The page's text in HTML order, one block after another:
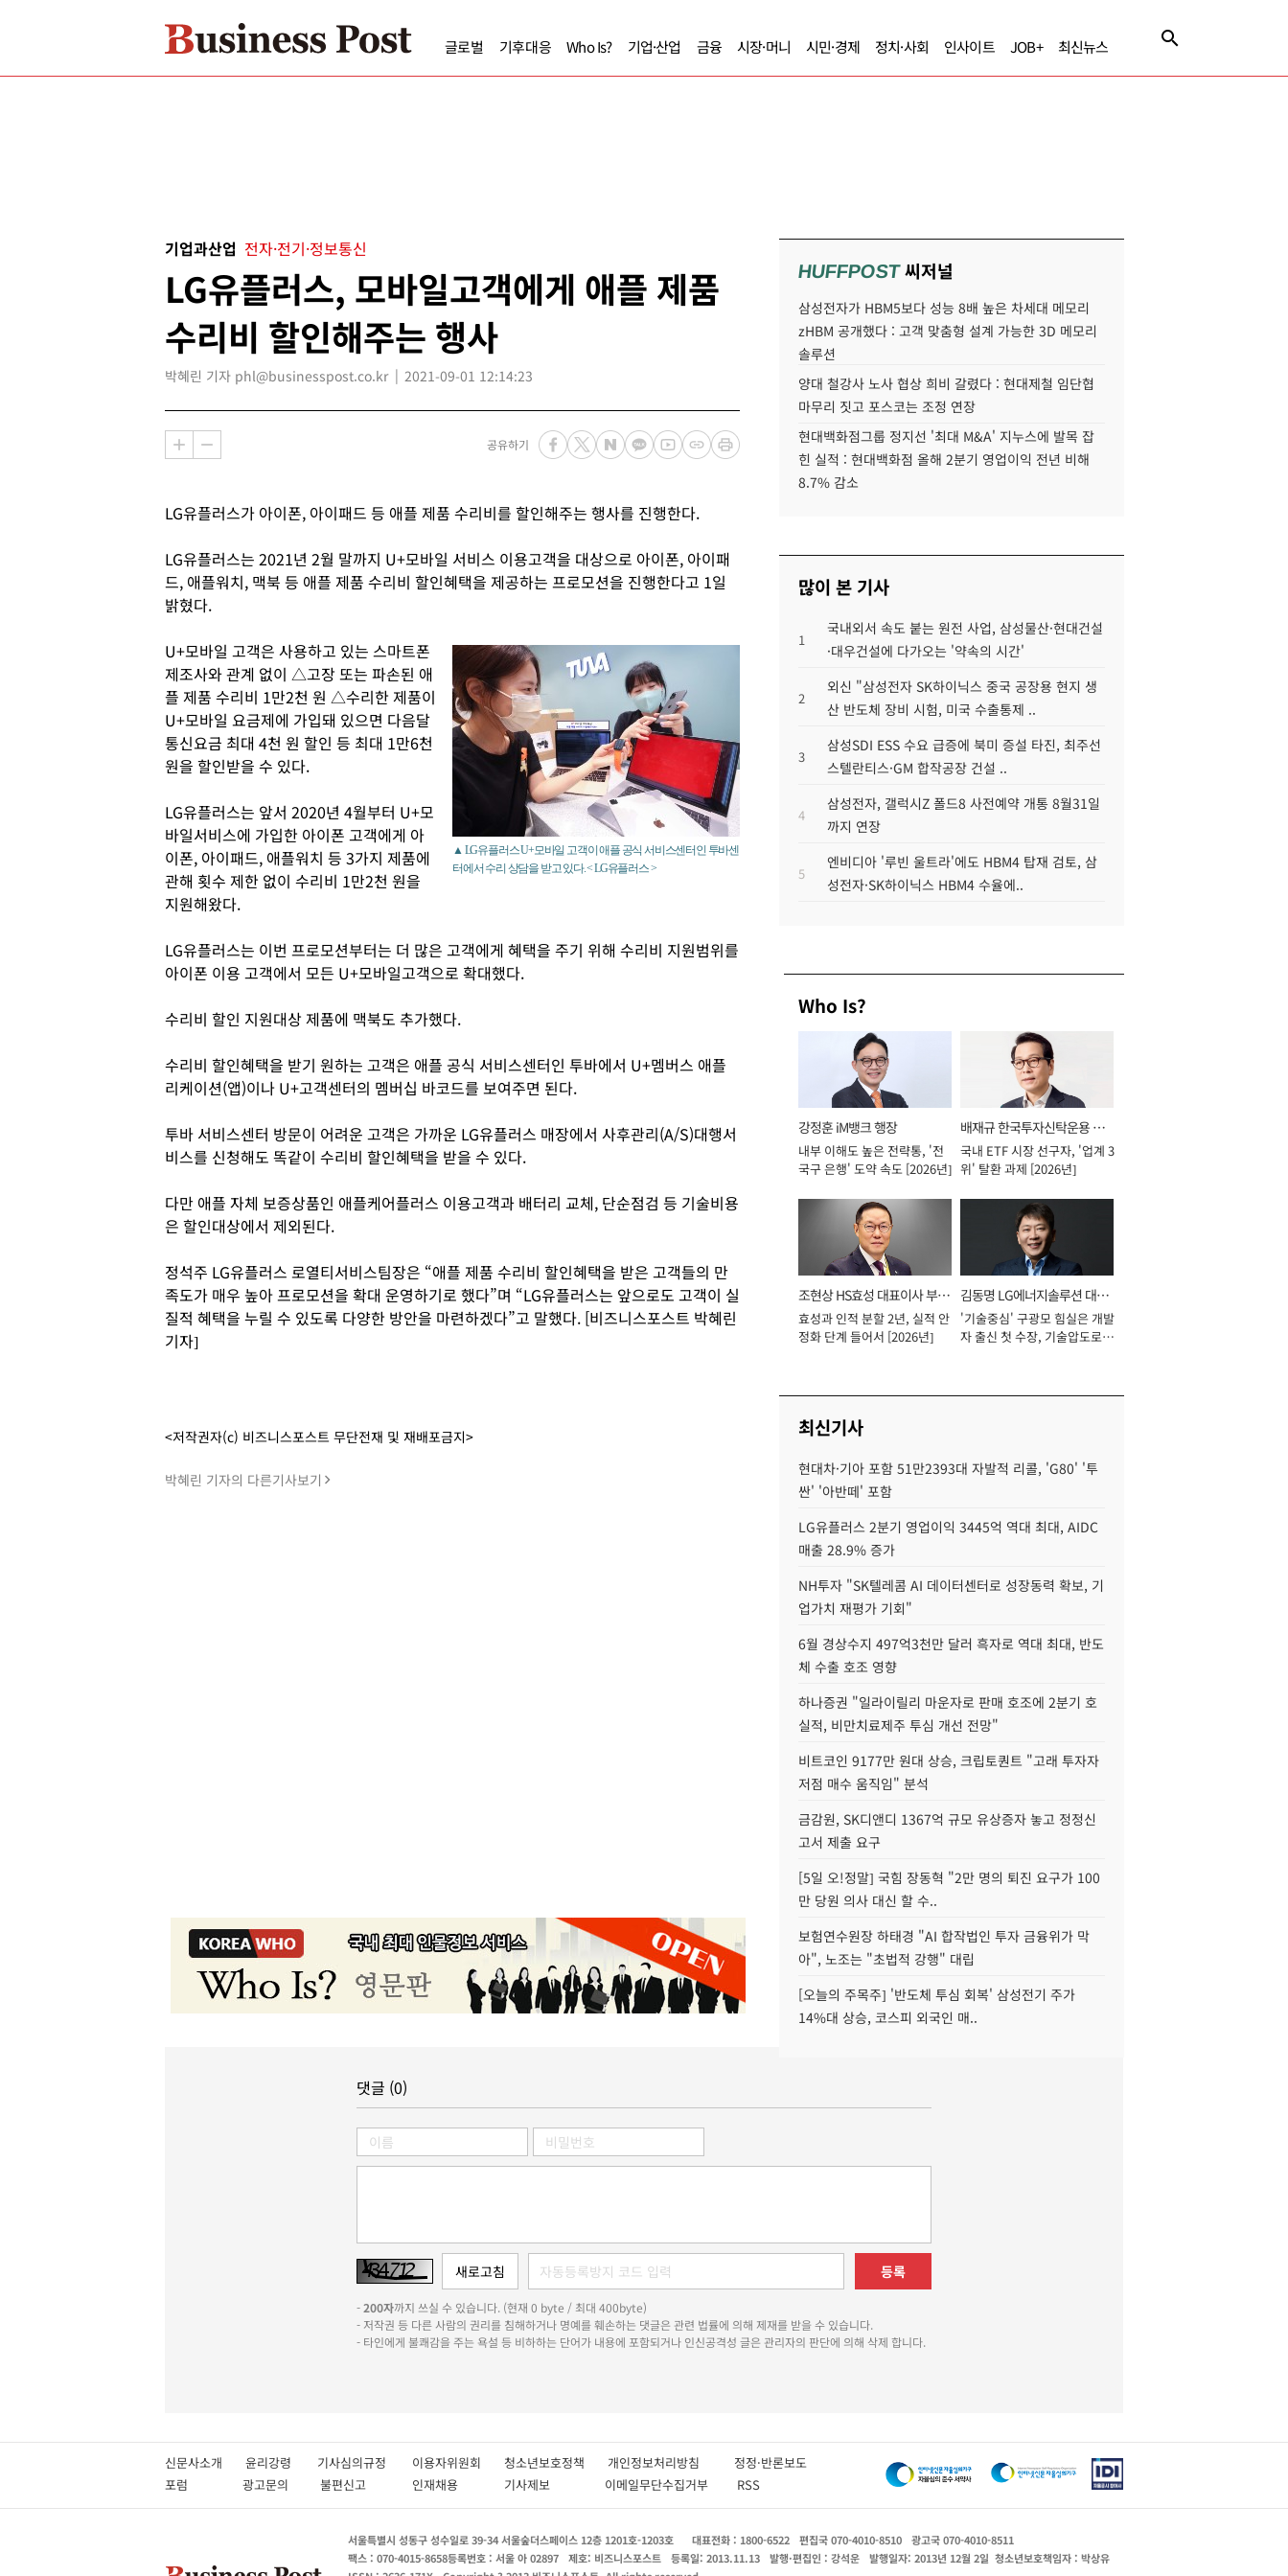
글로벌 기후대응 Who Is? 기업·산업 금융 시장·머니 시민·경제 정치·사회 인사이트 JOB+ 최신뉴스
기업과산업 전자·전기·정보통신
LG유플러스, 모바일고객에게 애플 제품
수리비 할인해주는 행사
박혜린 기자 phl@businesspost.co.kr 2021-09-01 12:14:23
공유하기
LG유플러스가 아이폰, 아이패드 등 애플 제품 수리비를 할인해주는 행사를 진행한다.
LG유플러스는 2021년 2월 말까지 U+모바일 서비스 이용고객을 대상으로 아이폰, 아이패
드, 애플워치, 맥북 등 애플 제품 수리비 할인혜택을 제공하는 프로모션을 진행한다고 1일
밝혔다.
▲ LG유플러스 U+모바일 고객이 애플 공식 서비스센터인 투바센
터에서 수리 상담을 받고 있다. < LG유플러스 >
U+모바일 고객은 사용하고 있는 스마트폰
제조사와 관계 없이 △고장 또는 파손된 애
플 제품 수리비 1만2천 원 △수리한 제품이
U+모바일 요금제에 가입돼 있으면 다음달
통신요금 최대 4천 원 할인 등 최대 1만6천
원을 할인받을 수 있다.
LG유플러스는 앞서 2020년 4월부터 U+모
바일서비스에 가입한 아이폰 고객에게 아
이폰, 아이패드, 애플워치 등 3가지 제품에
관해 횟수 제한 없이 수리비 1만2천 원을
지원해왔다.
LG유플러스는 이번 프로모션부터는 더 많은 고객에게 혜택을 주기 위해 수리비 지원범위를
아이폰 이용 고객에서 모든 U+모바일고객으로 확대했다.
수리비 할인 지원대상 제품에 맥북도 추가했다.
수리비 할인혜택을 받기 원하는 고객은 애플 공식 서비스센터인 투바에서 U+멤버스 애플
리케이션(앱)이나 U+고객센터의 멤버십 바코드를 보여주면 된다.
투바 서비스센터 방문이 어려운 고객은 가까운 LG유플러스 매장에서 사후관리(A/S)대행서
비스를 신청해도 똑같이 수리비 할인혜택을 받을 수 있다.
다만 애플 자체 보증상품인 애플케어플러스 이용고객과 배터리 교체, 단순점검 등 기술비용
은 할인대상에서 제외된다.
정석주 LG유플러스 로열티서비스팀장은 “애플 제품 수리비 할인혜택을 받은 고객들의 만
족도가 매우 높아 프로모션을 확대 운영하기로 했다”며 “LG유플러스는 앞으로도 고객이 실
질적 혜택을 누릴 수 있도록 다양한 방안을 마련하겠다”고 말했다. [비즈니스포스트 박혜린
기자]
<저작권자(c) 비즈니스포스트 무단전재 및 재배포금지>
박혜린 기자의 다른기사보기
HUFFPOST씨저널
삼성전자가 HBM5보다 성능 8배 높은 차세대 메모리
zHBM 공개했다 : 고객 맞춤형 설계 가능한 3D 메모리
솔루션
양대 철강사 노사 협상 희비 갈렸다 : 현대제철 임단협
마무리 짓고 포스코는 조정 연장
현대백화점그룹 정지선 '최대 M&A' 지누스에 발목 잡
힌 실적 : 현대백화점 올해 2분기 영업이익 전년 비해
8.7% 감소
많이 본 기사
1
국내외서 속도 붙는 원전 사업, 삼성물산·현대건설
·대우건설에 다가오는 '약속의 시간'
2
외신 "삼성전자 SK하이닉스 중국 공장용 현지 생
산 반도체 장비 시험, 미국 수출통제 ..
3
삼성SDI ESS 수요 급증에 북미 증설 타진, 최주선
스텔란티스·GM 합작공장 건설 ..
4
삼성전자, 갤럭시Z 폴드8 사전예약 개통 8월31일
까지 연장
5
엔비디아 '루빈 울트라'에도 HBM4 탑재 검토, 삼
성전자·SK하이닉스 HBM4 수율에..
Who Is?
강정훈 iM뱅크 행장
내부 이해도 높은 전략통, '전
국구 은행' 도약 속도 [2026년]
배재규 한국투자신탁운용 대
표이사 사장
국내 ETF 시장 선구자, '업계 3
위' 탈환 과제 [2026년]
조현상 HS효성 대표이사 부회
장
효성과 인적 분할 2년, 실적 안
정화 단계 들어서 [2026년]
김동명 LG에너지솔루션 대표
이사 사장
'기술중심' 구광모 힘실은 개발
자 출신 첫 수장, 기술압도로
최신기사
현대차·기아 포함 51만2393대 자발적 리콜, 'G80' '투
싼' '아반떼' 포함
LG유플러스 2분기 영업이익 3445억 역대 최대, AIDC
매출 28.9% 증가
NH투자 "SK텔레콤 AI 데이터센터로 성장동력 확보, 기
업가치 재평가 기회"
6월 경상수지 497억3천만 달러 흑자로 역대 최대, 반도
체 수출 호조 영향
하나증권 "일라이릴리 마운자로 판매 호조에 2분기 호
실적, 비만치료제주 투심 개선 전망"
비트코인 9177만 원대 상승, 크립토퀀트 "고래 투자자
저점 매수 움직임" 분석
금감원, SK디앤디 1367억 규모 유상증자 놓고 정정신
고서 제출 요구
[5일 오!정말] 국힘 장동혁 "2만 명의 퇴진 요구가 100
만 당원 의사 대신 할 수..
보험연수원장 하태경 "AI 합작법인 투자 금융위가 막
아", 노조는 "초법적 강행" 대립
[오늘의 주목주] '반도체 투심 회복' 삼성전기 주가
14%대 상승, 코스피 외국인 매..
댓글 (0)
등록
-200자까지 쓰실 수 있습니다. (현재 0 byte / 최대 400byte)
- 저작권 등 다른 사람의 권리를 침해하거나 명예를 훼손하는 댓글은 관련 법률에 의해 제재를 받을 수 있습니다.
- 타인에게 불쾌감을 주는 욕설 등 비하하는 단어가 내용에 포함되거나 인신공격성 글은 관리자의 판단에 의해 삭제 합니다.
신문사소개 윤리강령 기사심의규정 이용자위원회 청소년보호정책 개인정보처리방침 정정·반론보도
포럼
광고문의 불편신고 인재채용 기사제보 이메일무단수집거부 RSS
서울특별시 성동구 성수일로 39-34 서울숲더스페이스 12층 1201호-1203호 대표전화 : 1800-6522 편집국 070-4010-8510
광고국 070-4010-8511
팩스 : 070-4015-8658등록번호 : 서울 아 02897 제호: 비즈니스포스트 등록일: 2013.11.13 발행·편집인 : 강석운 발행일자: 2013년 12월 2일 청소년보호책임자 : 박상유